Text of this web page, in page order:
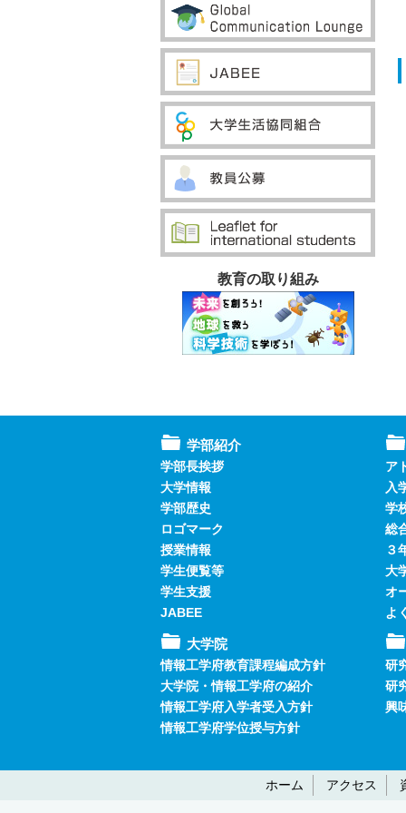
教育の取り組み
学部紹介
学部長挨拶
大学情報
学部歴史
ロゴマーク
授業情報
学生便覧等
学生支援
JABEE
大学院
情報工学府教育課程編成方針
大学院・情報工学府の紹介
情報工学府入学者受入方針
情報工学府学位授与方針
ア
入
学
総
３
大
オ
よ
研
研
興
ホーム アクセス